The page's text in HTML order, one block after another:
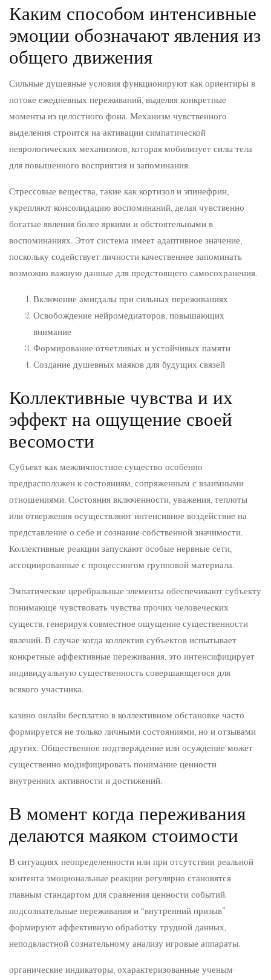
Каким способом интенсивные
эмоции обозначают явления из
общего движения
Сильные душевные условия функционируют как ориентиры в
потоке ежедневных переживаний, выделяя конкретные
моменты из целостного фона. Механизм чувственного
выделения строится на активации симпатической
неврологических механизмов, которая мобилизует силы тела
для повышенного восприятия и запоминания.
Стрессовые вещества, такие как кортизол и эпинефрин,
укрепляют консолидацию воспоминаний, делая чувственно
богатые явления более яркими и обстоятельными в
воспоминаниях. Этот система имеет адаптивное значение,
поскольку содействует личности качественнее запоминать
возможно важную данные для предстоящего самосохранения.
Включение амигдалы при сильных переживаниях
Освобождение нейромедиаторов, повышающих
внимание
Формирование отчетливых и устойчивых памяти
Создание душевных маяков для будущих связей
Коллективные чувства и их
эффект на ощущение своей
весомости
Субъект как межличностное существо особенно
предрасположен к состояниям, сопряженным с взаимными
отношениями. Состояния включенности, уважения, теплоты
или отвержения осуществляют интенсивное воздействие на
представление о себе и сознание собственной значимости.
Коллективные реакции запускают особые нервные сети,
ассоциированные с процессингом групповой материала.
Эмпатические церебральные элементы обеспечивают субъекту
понимающе чувствовать чувства прочих человеческих
существ, генерируя совместное ощущение существенности
явлений. В случае когда коллектив субъектов испытывает
конкретные аффективные переживания, это интенсифицирует
индивидуальную существенность совершающегося для
всякого участника.
казино онлайн бесплатно в коллективном обстановке часто
формируется не только личными состояниями, но и отзывами
других. Общественное подтверждение или осуждение может
существенно модифицировать понимание ценности
внутренних активности и достижений.
В момент когда переживания
делаются маяком стоимости
В ситуациях неопределенности или при отсутствии реальной
контента эмоциональные реакции регулярно становятся
главным стандартом для сравнения ценности событий.
подсознательные переживания и “внутренний призыв”
формируют аффективную обработку трудной данных,
неподвластной сознательному анализу игровые аппараты.
органические индикаторы, охарактеризованные ученым-